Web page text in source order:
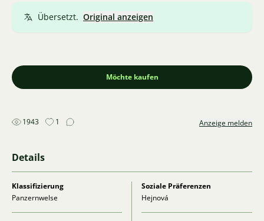
Übersetzt. Original anzeigen
Möchte kaufen
1943 1 Anzeige melden
Details
Klassifizierung
Panzernwelse
Soziale Präferenzen
Hejnová